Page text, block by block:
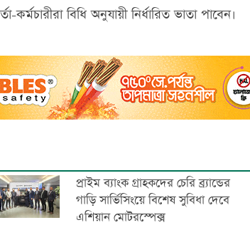
বিধি অনুযায়ী নির্ধারিত ভাতা পাবেন।
প্রাইম ব্যাংক গ্রাহকদের চেরি ব্র্যান্ডের
গাড়ি সার্ভিসিংয়ে বিশেষ সুবিধা দেবে
এশিয়ান মোটরস্পেক্স